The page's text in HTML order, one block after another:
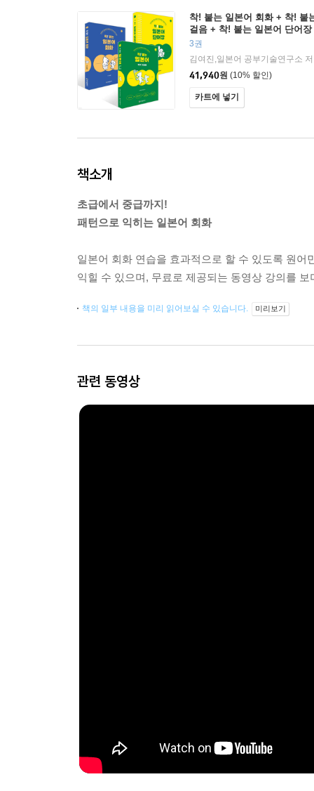
착! 붙는 일본어 회화 + 착! 붙
걸음 + 착! 붙는 일본어 단어장
3권
김여진,일본어 공부기술연구소 저
41,940원 (10% 할인)
카트에 넣기
책소개
초급에서 중급까지!
패턴으로 익히는 일본어 회화
일본어 회화 연습을 효과적으로 할 수 있도록 원
익힐 수 있으며, 무료로 제공되는 동영상 강의를
책의 일부 내용을 미리 읽어보실 수 있습니다. 미리보기
관련 동영상